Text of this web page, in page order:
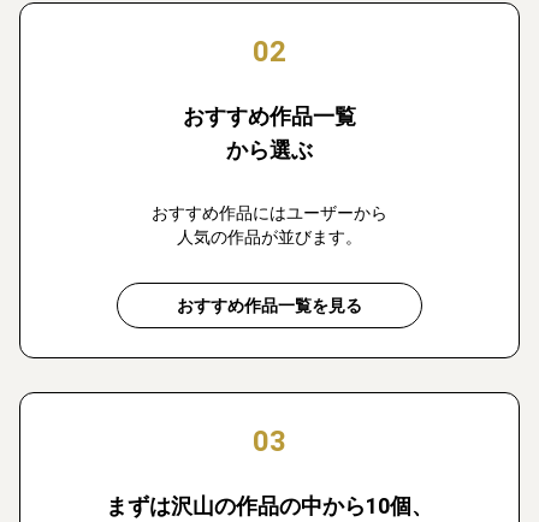
02
おすすめ作品一覧
から選ぶ
おすすめ作品にはユーザーから
人気の作品が並びます。
おすすめ作品一覧を見る
03
まずは沢山の作品の中から10個、